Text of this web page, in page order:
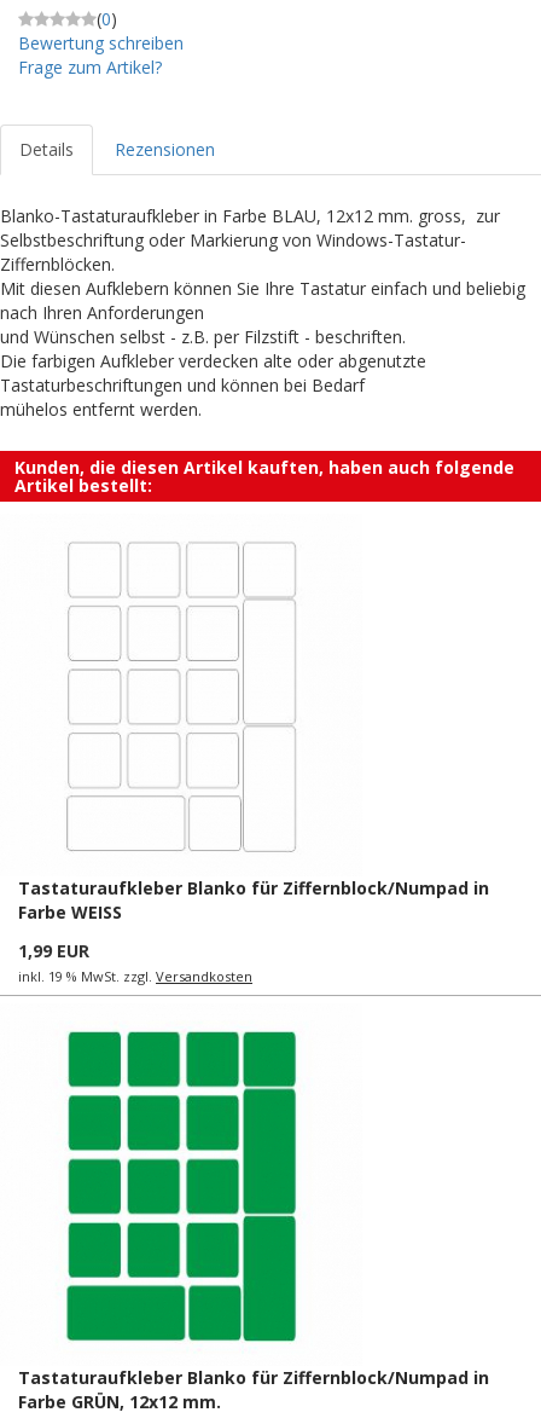
(0)
Bewertung schreiben
Frage zum Artikel?
Details Rezensionen
Blanko-Tastaturaufkleber in Farbe BLAU, 12x12 mm. gross, zur
Selbstbeschriftung oder Markierung von Windows-Tastatur-
Ziffernblöcken.
Mit diesen Aufklebern können Sie Ihre Tastatur einfach und beliebig
nach Ihren Anforderungen
und Wünschen selbst - z.B. per Filzstift - beschriften.
Die farbigen Aufkleber verdecken alte oder abgenutzte
Tastaturbeschriftungen und können bei Bedarf
mühelos entfernt werden.
Kunden, die diesen Artikel kauften, haben auch folgende
Artikel bestellt:
Tastaturaufkleber Blanko für Ziffernblock/Numpad in
Farbe WEISS
1,99 EUR
inkl. 19 % MwSt. zzgl. Versandkosten
Tastaturaufkleber Blanko für Ziffernblock/Numpad in
Farbe GRÜN, 12x12 mm.